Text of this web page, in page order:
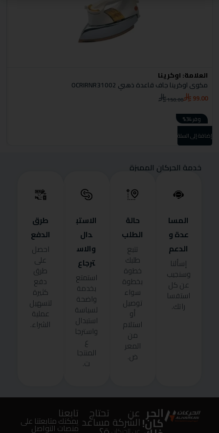
العلامة:اوكرينا
مكوى اوكرينا جاف قاعدة ذهبي OCRIRNR31002
150.00 99.00
وفر 34%
إضافة إلى السلة
خدمة الحركان المميزة
المسا
عدة و
الدعم
إسألنا
وسنجيب
عن كل
استفسا
راتك.
حالة
الطلب
تتبع
طلبك
خطوة
بخطوة
سواء
توصيل
أو
استلام
من
المعر
ض.
الاستب
دال
والاس
ترجاع
استمتع
بخدمة
واضحة
لسياسة
استبدال
واسترجا
ع
المنتجا
ت.
طرق
الدفع
احصل
على
طرق
دفع
كثيرة
لتسهيل
عملية
الشراء.
الحر
كان!
عن
الشركة
تحتاج
مساعد
تابعنا
يمكنك متابعتنا على
منصات التواصل